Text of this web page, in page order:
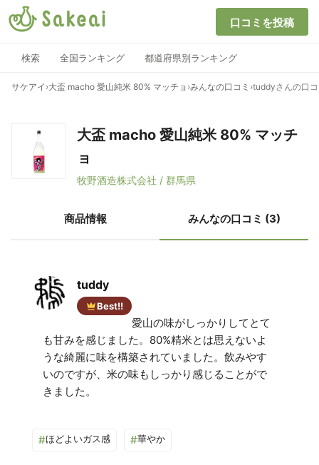
口コミを投稿
検索 全国ランキング 都道府県別ランキング
サケアイ ›大盃 macho 愛山純米 80% マッチョ ›みんなの口コミ ›tuddyさんの口
大盃 macho 愛山純米 80% マッチ
ョ
牧野酒造株式会社 / 群馬県
商品情報 みんなの口コミ (3)
tuddy
Best!!
愛山の味がしっかりしてとて
も甘みを感じました。80%精米とは思えないよ
うな綺麗に味を構築されていました。飲みやす
いのですが、米の味もしっかり感じることがで
#ほどよいガス感 #華やか